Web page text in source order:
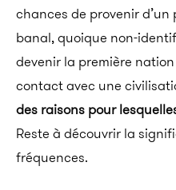
chances de provenir
banal, quoique non-
devenir la première
contact avec une
des raisons pour
Reste à découvrir la
fréquences.